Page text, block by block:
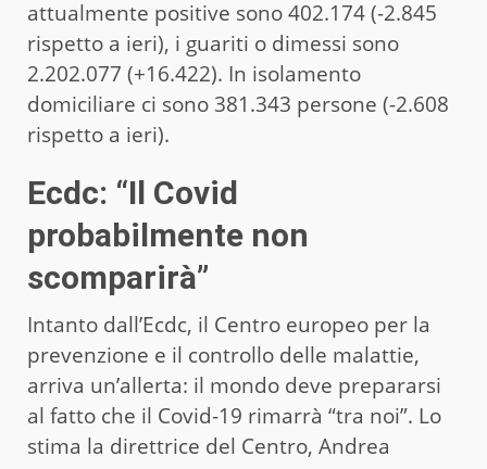
attualmente positive sono 402.174 (-2.845
rispetto a ieri), i guariti o dimessi sono
2.202.077 (+16.422). In isolamento
domiciliare ci sono 381.343 persone (-2.608
rispetto a ieri).
Ecdc: “Il Covid
probabilmente non
scomparirà”
Intanto dall’Ecdc, il Centro europeo per la
prevenzione e il controllo delle malattie,
arriva un’allerta: il mondo deve prepararsi
al fatto che il Covid-19 rimarrà “tra noi”. Lo
stima la direttrice del Centro, Andrea